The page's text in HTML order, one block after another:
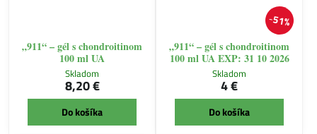
„911“ – gél s chondroitinom
100 ml UA
Skladom
8,20 €
Do košíka
51%
„911“ – gél s chondroitinom
100 ml UA EXP: 31 10 2026
Skladom
4 €
Do košíka